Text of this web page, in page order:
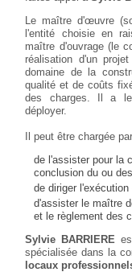
Le maître d'œuvre
l'entité choisie en
maître d'ouvrage (le
réalisation d'un
domaine de la
qualité et de coûts
des charges. Il a
déployer.
Il peut être chargée
de l'assister pour la
conclusion du ou
de diriger
d'assister le maître
et le règlement des
Sylvie BARRIERE
spécialisée dans la
locaux